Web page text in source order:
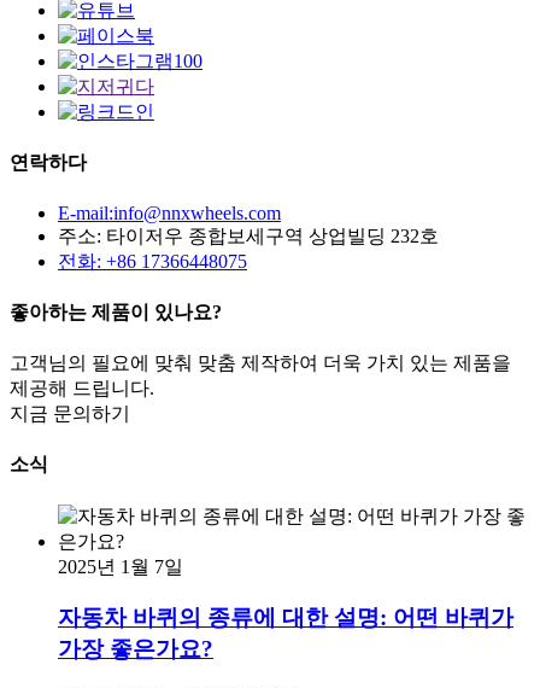
연락하다
E-mail:info@nnxwheels.com
주소: 타이저우 종합보세구역 상업빌딩 232호
전화: +86 17366448075
좋아하는 제품이 있나요?
고객님의 필요에 맞춰 맞춤 제작하여 더욱 가치 있는 제품을
제공해 드립니다.
지금 문의하기
소식
2025년 1월 7일
자동차 바퀴의 종류에 대한 설명: 어떤 바퀴가
가장 좋은가요?